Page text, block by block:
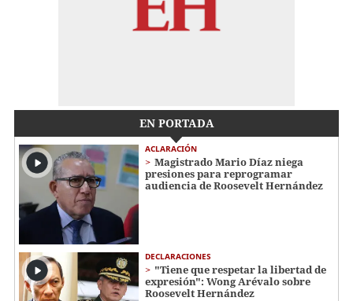
EN PORTADA
ACLARACIÓN
Magistrado Mario Díaz niega
presiones para reprogramar
audiencia de Roosevelt Hernández
DECLARACIONES
"Tiene que respetar la libertad de
expresión": Wong Arévalo sobre
Roosevelt Hernández